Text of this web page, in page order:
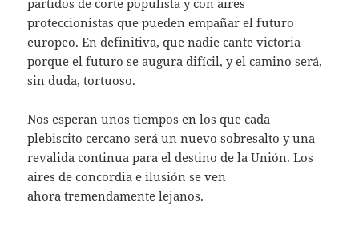
partidos de corte populista y con aires
proteccionistas que pueden empañar el futuro
europeo. En definitiva, que nadie cante victoria
porque el futuro se augura difícil, y el camino será,
sin duda, tortuoso.
Nos esperan unos tiempos en los que cada
plebiscito cercano será un nuevo sobresalto y una
revalida continua para el destino de la Unión. Los
aires de concordia e ilusión se ven
ahora tremendamente lejanos.